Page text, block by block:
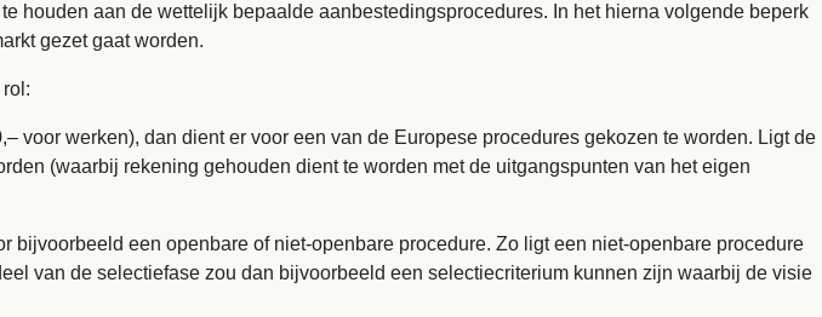
houden aan de wettelijk bepaalde aanbestedingsprocedures. In het hierna volgende beperk
gezet gaat worden.
voor werken), dan dient er voor een van de Europese procedures gekozen te worden. Ligt de
(waarbij rekening gehouden dient te worden met de uitgangspunten van het eigen
een openbare of niet-openbare procedure. Zo ligt een niet-openbare procedure
van de selectiefase zou dan bijvoorbeeld een selectiecriterium kunnen zijn waarbij de visie